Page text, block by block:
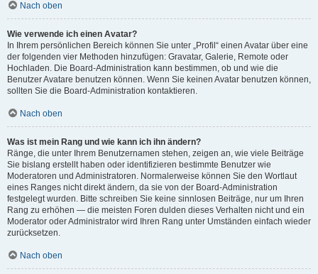
Nach oben
Wie verwende ich einen Avatar?
In Ihrem persönlichen Bereich können Sie unter „Profil“ einen Avatar über eine
der folgenden vier Methoden hinzufügen: Gravatar, Galerie, Remote oder
Hochladen. Die Board-Administration kann bestimmen, ob und wie die
Benutzer Avatare benutzen können. Wenn Sie keinen Avatar benutzen können,
sollten Sie die Board-Administration kontaktieren.
Nach oben
Was ist mein Rang und wie kann ich ihn ändern?
Ränge, die unter Ihrem Benutzernamen stehen, zeigen an, wie viele Beiträge
Sie bislang erstellt haben oder identifizieren bestimmte Benutzer wie
Moderatoren und Administratoren. Normalerweise können Sie den Wortlaut
eines Ranges nicht direkt ändern, da sie von der Board-Administration
festgelegt wurden. Bitte schreiben Sie keine sinnlosen Beiträge, nur um Ihren
Rang zu erhöhen — die meisten Foren dulden dieses Verhalten nicht und ein
Moderator oder Administrator wird Ihren Rang unter Umständen einfach wieder
zurücksetzen.
Nach oben